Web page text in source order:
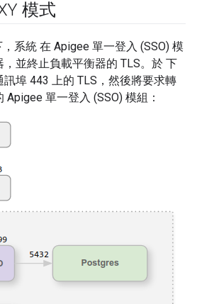
模式
系統 在 Apigee 單一登入 (SSO) 模
並終止負載平衡器的 TLS。於 下
埠 443 上的 TLS，然後將要求轉
單一登入 (SSO) 模組：